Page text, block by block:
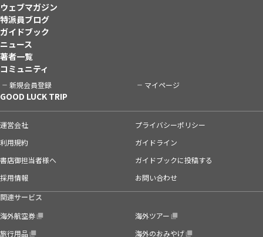
ウェブマガジン
特派員ブログ
ガイドブック
ニュース
著者一覧
コミュニティ
新規会員登録 マイページ
GOOD LUCK TRIP
運営会社
プライバシーポリシー
利用規約
ガイドライン
書店御担当者様へ
ガイドブックに投稿する
採用情報
お問い合わせ
関連サービス
海外航空券
海外ツアー
旅行用品
海外のおみやげ